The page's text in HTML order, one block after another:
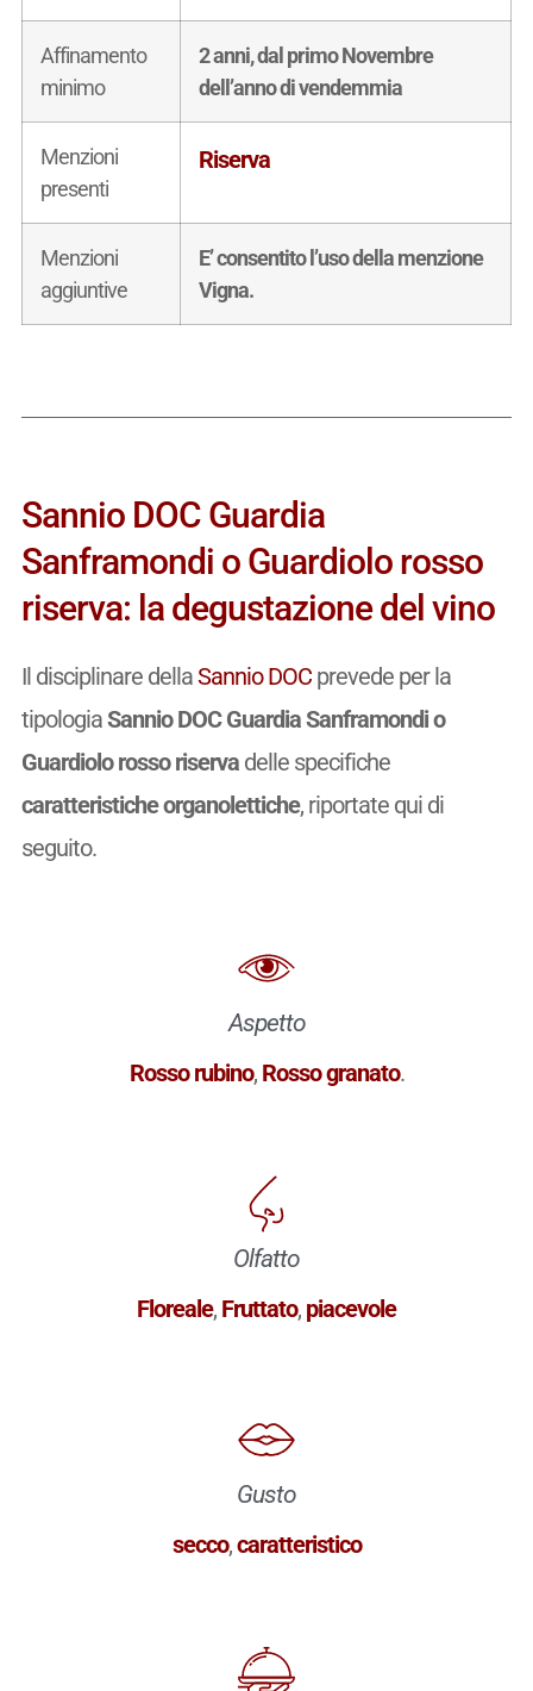
Affinamento
minimo
2 anni, dal primo Novembre
dell’anno di vendemmia
Menzioni
presenti
Riserva
Menzioni
aggiuntive
E’ consentito l’uso della menzione
Vigna.
Sannio DOC Guardia
Sanframondi o Guardiolo rosso
riserva: la degustazione del vino
Il disciplinare dellaSannio DOCprevede per la
tipologiaSannio DOC Guardia Sanframondi o
Guardiolo rosso riservadelle specifiche
caratteristiche organolettiche, riportate qui di
seguito.
Aspetto
Rosso rubino, Rosso granato.
Olfatto
Floreale, Fruttato, piacevole
Gusto
secco,caratteristico